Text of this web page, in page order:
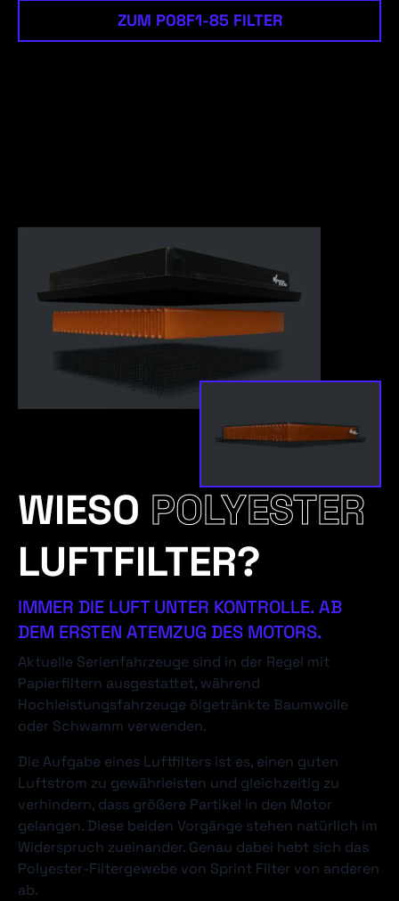
ZUM P08F1-85 FILTER
WIESO POLYESTER
LUFTFILTER?
IMMER DIE LUFT UNTER KONTROLLE. AB
DEM ERSTEN ATEMZUG DES MOTORS.
Aktuelle Serienfahrzeuge sind in der Regel mit
Papierfiltern ausgestattet, während
Hochleistungsfahrzeuge ölgetränkte Baumwolle
oder Schwamm verwenden.
Die Aufgabe eines Luftfilters ist es, einen guten
Luftstrom zu gewährleisten und gleichzeitig zu
verhindern, dass größere Partikel in den Motor
gelangen. Diese beiden Vorgänge stehen natürlich im
Widerspruch zueinander. Genau dabei hebt sich das
Polyester-Filtergewebe von Sprint Filter von anderen
ab.